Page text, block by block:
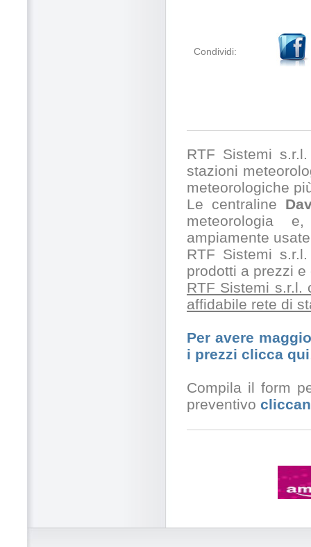
Condividi:
RTF Sistemi
stazioni
meteorologiche
Le centraline
meteorologia
ampiamente
RTF Sistemi
prodotti a prezzi
RTF Sistemi s.r.l.
affidabile rete di
Per avere
i prezzi clicca qui
Compila il form
preventivo